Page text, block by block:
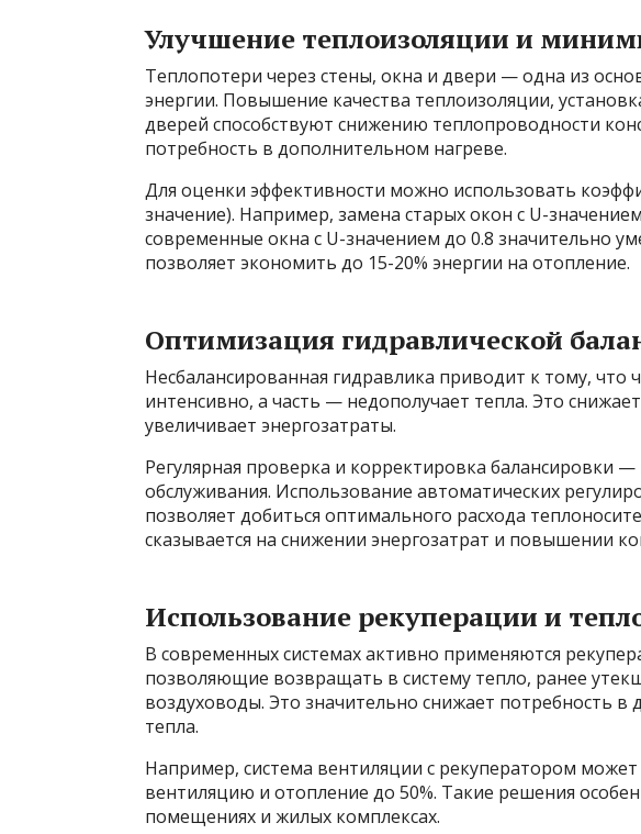
Улучшение теплоизоляции и
Теплопотери через стены, окна и двери — одна из
энергии. Повышение качества теплоизоляции,
дверей способствуют снижению теплопроводности
потребность в дополнительном нагреве.
Для оценки эффективности можно использовать
значение). Например, замена старых окон с U-
современные окна с U-значением до 0.8 значительно
позволяет экономить до 15-20% энергии на отопление.
Оптимизация гидравлической
Несбалансированная гидравлика приводит к тому, что
интенсивно, а часть — недополучает тепла. Это
увеличивает энергозатраты.
Регулярная проверка и корректировка балансировки —
обслуживания. Использование автоматических
позволяет добиться оптимального расхода
сказывается на снижении энергозатрат и повышении
Использование рекуперации и
В современных системах активно применяются
позволяющие возвращать в систему тепло, ранее
воздуховоды. Это значительно снижает потребность в
тепла.
Например, система вентиляции с рекуператором может
вентиляцию и отопление до 50%. Такие решения
помещениях и жилых комплексах.